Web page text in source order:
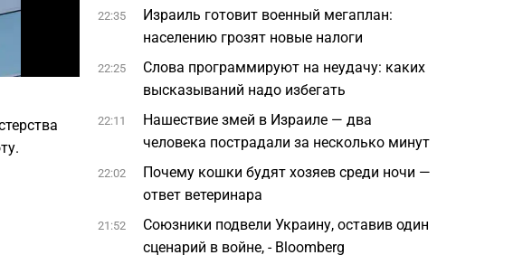
22:35
Израиль готовит военный мегаплан:
населению грозят новые налоги
22:25
Слова программируют на неудачу: каких
высказываний надо избегать
22:11
Нашествие змей в Израиле — два
человека пострадали за несколько минут
22:02
Почему кошки будят хозяев среди ночи —
ответ ветеринара
21:52
Союзники подвели Украину, оставив один
сценарий в войне, - Bloomberg